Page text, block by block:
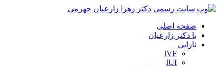
صفحه اصلی
با دکتر زارعیان
نازایی
IVF
IUI